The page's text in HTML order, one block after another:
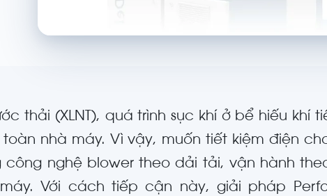
thải (XLNT), quá trình sục khí ở bể hiếu khí
nhà máy. Vì vậy, muốn tiết kiệm điện
nghệ blower theo dải tải, vận hành
Với cách tiếp cận này, giải pháp